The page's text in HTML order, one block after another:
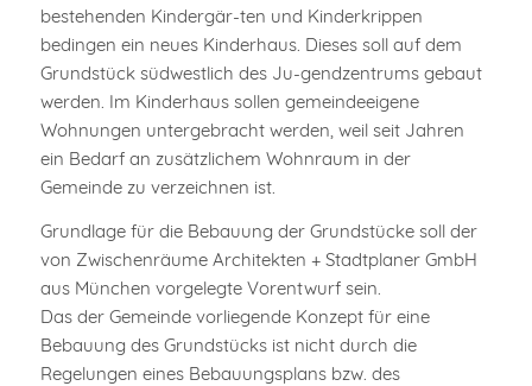
bestehenden Kindergär-ten und Kinderkrippen
bedingen ein neues Kinderhaus. Dieses soll auf dem
Grundstück südwestlich des Ju-gendzentrums gebaut
werden. Im Kinderhaus sollen gemeindeeigene
Wohnungen untergebracht werden, weil seit Jahren
ein Bedarf an zusätzlichem Wohnraum in der
Gemeinde zu verzeichnen ist.
Grundlage für die Bebauung der Grundstücke soll der
von Zwischenräume Architekten + Stadtplaner GmbH
aus München vorgelegte Vorentwurf sein.
Das der Gemeinde vorliegende Konzept für eine
Bebauung des Grundstücks ist nicht durch die
Regelungen eines Bebauungsplans bzw. des